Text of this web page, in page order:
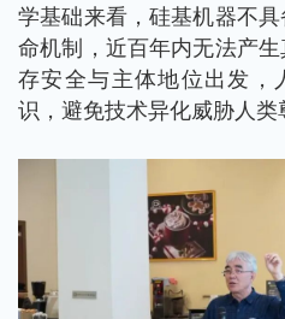
学基础来看，硅基机器不
命机制，近百年内无法产
存安全与主体地位出发，
识，避免技术异化威胁人类